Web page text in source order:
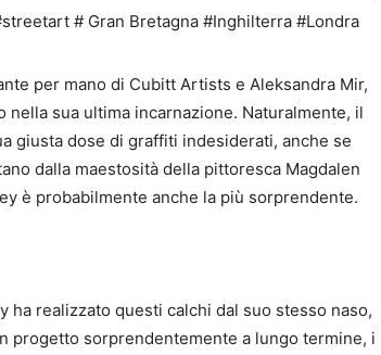
per mano di Cubitt Artists e Aleksandra Mir,
sua ultima incarnazione. Naturalmente, il
giusta dose di graffiti indesiderati, anche se
dalla maestosità della pittoresca Magdalen
è probabilmente anche la più sorprendente.
realizzato questi calchi dal suo stesso naso,
progetto sorprendentemente a lungo termine, i